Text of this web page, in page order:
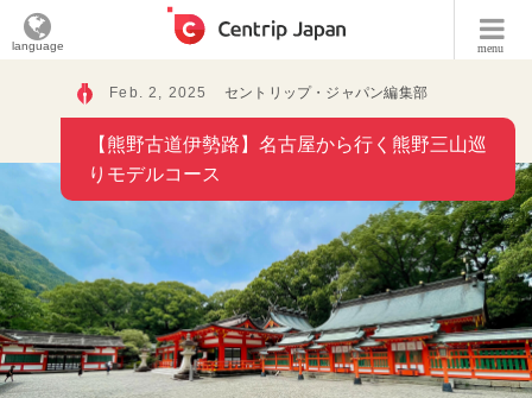
menu
language
Feb. 2, 2025 セントリップ・ジャパン編集部
【熊野古道伊勢路】名古屋から行く熊野三山巡
りモデルコース